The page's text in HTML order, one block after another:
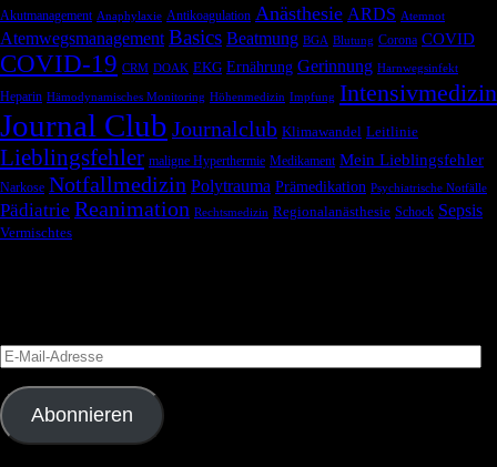
Akutmanagement Anaphylaxie Antikoagulation Anästhesie ARDS Atemnot
Atemwegsmanagement Basics Beatmung BGA Blutung Corona COVID
COVID-19 CRM DOAK EKG Ernährung Gerinnung Harnwegsinfekt
Heparin Hämodynamisches Monitoring Höhenmedizin Impfung Intensivmedizin
Journal Club Journalclub Klimawandel Leitlinie
Lieblingsfehler maligne Hyperthermie Medikament Mein Lieblingsfehler
Narkose Notfallmedizin Polytrauma Prämedikation Psychiatrische Notfälle
Pädiatrie Reanimation Rechtsmedizin Regionalanästhesie Schock Sepsis
Vermischtes
E-
Mail-
Adresse
Abonnieren